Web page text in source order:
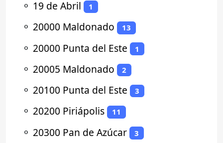
⚬ 19 de Abril 1
⚬ 20000 Maldonado 13
⚬ 20000 Punta del Este 1
⚬ 20005 Maldonado 2
⚬ 20100 Punta del Este 3
⚬ 20200 Piriápolis 11
⚬ 20300 Pan de Azúcar 3